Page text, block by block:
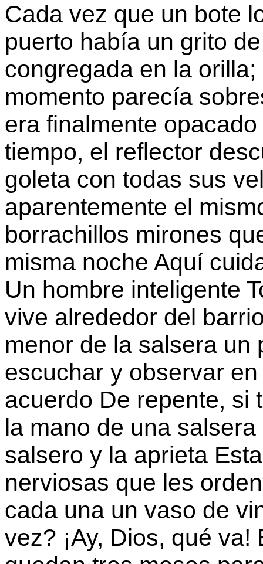
Cada vez que un bote
puerto había un grito
congregada en la
momento parecía
era finalmente
tiempo, el reflector
goleta con todas sus
aparentemente el
borrachillos mirones
misma noche Aquí
Un hombre inteligente
vive alrededor del
menor de la salsera un
escuchar y observar
acuerdo De repente, si
la mano de una
salsero y la aprieta
nerviosas que les
cada una un vaso de
vez? ¡Ay, Dios, qué